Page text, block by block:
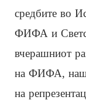
средбите во
ФИФА и
вчерашниот
на ФИФА,
на